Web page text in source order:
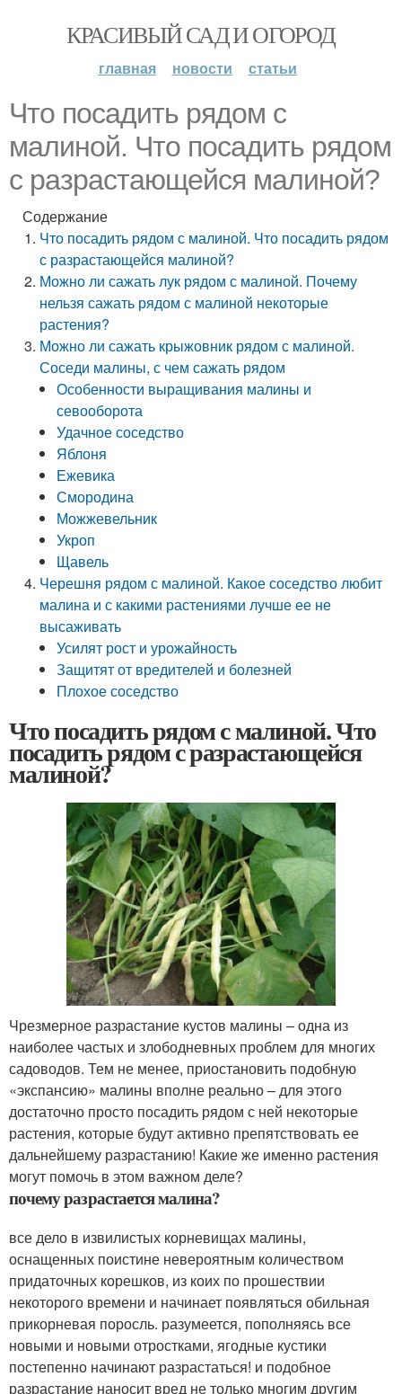
КРАСИВЫЙ САД И ОГОРОД
главная новости статьи
Что посадить рядом с
малиной. Что посадить рядом
с разрастающейся малиной?
Содержание
Что посадить рядом с малиной. Что посадить рядом
с разрастающейся малиной?
Можно ли сажать лук рядом с малиной. Почему
нельзя сажать рядом с малиной некоторые
растения?
Можно ли сажать крыжовник рядом с малиной.
Соседи малины, с чем сажать рядом
Особенности выращивания малины и
севооборота
Удачное соседство
Яблоня
Ежевика
Смородина
Можжевельник
Укроп
Щавель
Черешня рядом с малиной. Какое соседство любит
малина и с какими растениями лучше ее не
высаживать
Усилят рост и урожайность
Защитят от вредителей и болезней
Плохое соседство
Что посадить рядом с малиной. Что
посадить рядом с разрастающейся
малиной?
Чрезмерное разрастание кустов малины – одна из
наиболее частых и злободневных проблем для многих
садоводов. Тем не менее, приостановить подобную
«экспансию» малины вполне реально – для этого
достаточно просто посадить рядом с ней некоторые
растения, которые будут активно препятствовать ее
дальнейшему разрастанию! Какие же именно растения
могут помочь в этом важном деле?
почему разрастается малина?
все дело в извилистых корневищах малины,
оснащенных поистине невероятным количеством
придаточных корешков, из коих по прошествии
некоторого времени и начинает появляться обильная
прикорневая поросль. разумеется, пополняясь все
новыми и новыми отростками, ягодные кустики
постепенно начинают разрастаться! и подобное
разрастание наносит вред не только многим другим